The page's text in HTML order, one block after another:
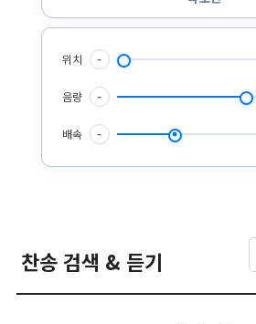
위치 -
음량 -
배속 -
찬송 검색 & 듣기